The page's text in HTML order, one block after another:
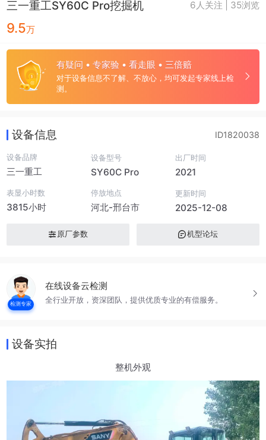
三一重工SY60C Pro挖掘机 6人关注 | 35浏览
9.5万
有疑问 • 专家验 • 看走眼 • 三倍赔
对于设备信息不了解、不放心，均可发起专家线上检
测。
设备信息 ID1820038
设备品牌
三一重工
设备型号
SY60C Pro
出厂时间
2021
表显小时数
3815小时
停放地点
河北-邢台市
更新时间
2025-12-08
原厂参数 机型论坛
检测专家
在线设备云检测
全行业开放，资深团队，提供优质专业的有偿服务。
设备实拍
整机外观